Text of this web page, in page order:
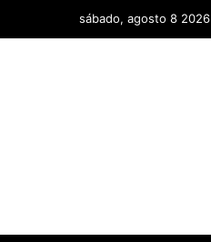
sábado, agosto 8 2026